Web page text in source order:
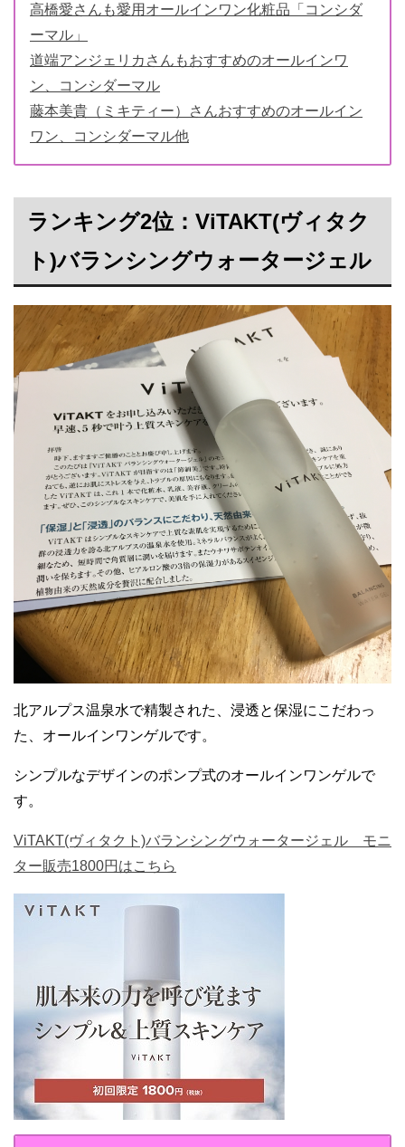
高橋愛さんも愛用オールインワン化粧品「コンシダ
ーマル」
道端アンジェリカさんもおすすめのオールインワ
ン、コンシダーマル
藤本美貴（ミキティー）さんおすすめのオールイン
ワン、コンシダーマル他
ランキング2位：ViTAKT(ヴィタク
ト)バランシングウォータージェル
北アルプス温泉水で精製された、浸透と保湿にこだわっ
た、オールインワンゲルです。
シンプルなデザインのポンプ式のオールインワンゲルで
す。
ViTAKT(ヴィタクト)バランシングウォータージェル モニ
ター販売1800円はこちら